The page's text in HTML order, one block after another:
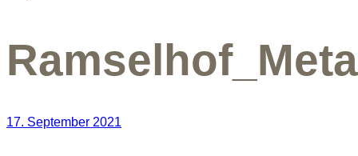
17. September 2021